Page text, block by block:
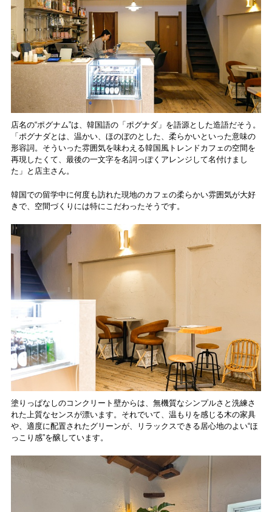
店名の“ポグナム”は、韓国語の「ポグナダ」を語源とした造語だそう。
「ポグナダとは、温かい、ほのぼのとした、柔らかいといった意味の
形容詞。そういった雰囲気を味わえる韓国風トレンドカフェの空間を
再現したくて、最後の一文字を名詞っぽくアレンジして名付けまし
た」と店主さん。
韓国での留学中に何度も訪れた現地のカフェの柔らかい雰囲気が大好
きで、空間づくりには特にこだわったそうです。
塗りっぱなしのコンクリート壁からは、無機質なシンプルさと洗練さ
れた上質なセンスが漂います。それでいて、温もりを感じる木の家具
や、適度に配置されたグリーンが、リラックスできる居心地のよい“ほ
っこり感”を醸しています。